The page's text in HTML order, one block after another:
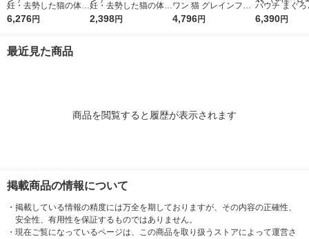
妊・去勢した猫の体重
ケア チキン 2kg 3袋
オシ）
6,276円
妊・去勢した猫の体重
ケア チキン 2kg 1袋
2,398円
ワン 猫 グレインフリ
ー チキン ＋ 白身魚 1.
4,796円
パウチ まぐろ
お かつお節
6,390円
最近見た商品
商品を閲覧すると履歴が表示されます
掲載商品の情報について
・ 掲載している情報の精度には万全を期しておりますが、その内容の正確性、
安全性、有用性を保証するものではありません。
・ 現在ご覧になっているページは、この商品を取り扱うストアによって運営さ